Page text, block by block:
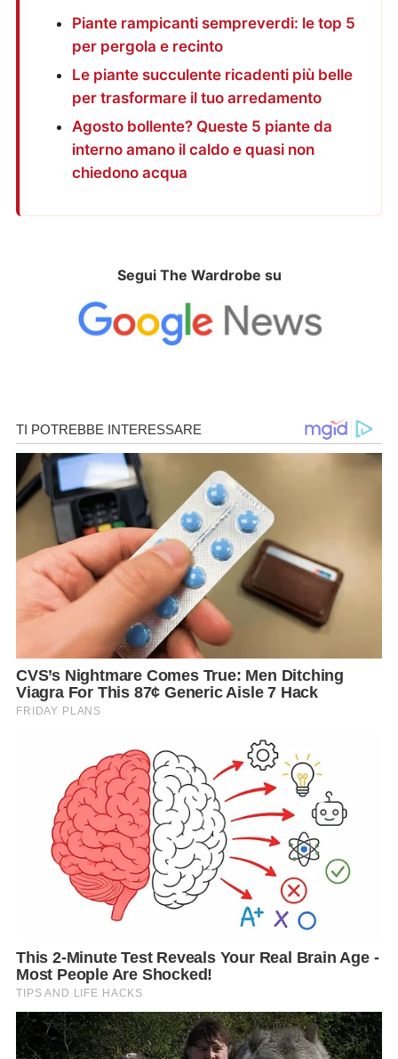
Piante rampicanti sempreverdi: le top 5
per pergola e recinto
Le piante succulente ricadenti più belle
per trasformare il tuo arredamento
Agosto bollente? Queste 5 piante da
interno amano il caldo e quasi non
chiedono acqua
Segui The Wardrobe su